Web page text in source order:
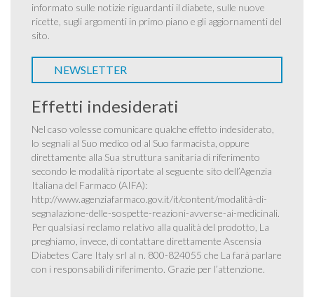
informato sulle notizie riguardanti il diabete, sulle nuove
ricette, sugli argomenti in primo piano e gli aggiornamenti del
sito.
NEWSLETTER
Effetti indesiderati
Nel caso volesse comunicare qualche effetto indesiderato,
lo segnali al Suo medico od al Suo farmacista, oppure
direttamente alla Sua struttura sanitaria di riferimento
secondo le modalità riportate al seguente sito dell’Agenzia
Italiana del Farmaco (AIFA):
http://www.agenziafarmaco.gov.it/it/content/modalità-di-
segnalazione-delle-sospette-reazioni-avverse-ai-medicinali.
Per qualsiasi reclamo relativo alla qualità del prodotto, La
preghiamo, invece, di contattare direttamente Ascensia
Diabetes Care Italy srl al n. 800-824055 che La farà parlare
con i responsabili di riferimento. Grazie per l’attenzione.